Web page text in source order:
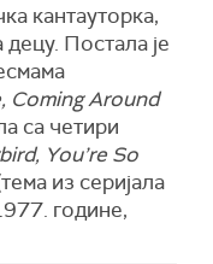
кантауторка,
Постала је
Coming Around
са четири
You’re So
из серијала
године,